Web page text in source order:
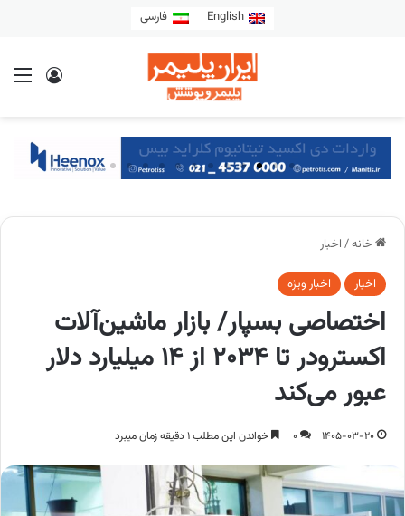
English فارسی
خانه/ اخبار
اخبار اخبار ویژه
اختصاصی بسپار/ بازار ماشین‌آلات
اکسترودر تا ۲۰۳۴ از ۱۴ میلیارد دلار
عبور می‌کند
1405-03-20
0 خواندن این مطلب 1 دقیقه زمان میبرد